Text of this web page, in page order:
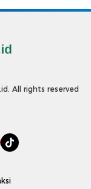
All rights reserved